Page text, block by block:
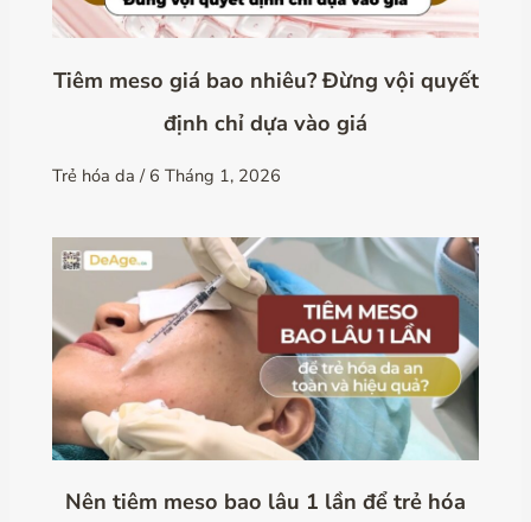
Tiêm meso giá bao nhiêu? Đừng vội quyết
định chỉ dựa vào giá
Trẻ hóa da / 6 Tháng 1, 2026
Nên tiêm meso bao lâu 1 lần để trẻ hóa